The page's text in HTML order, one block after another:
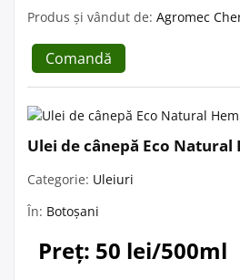
Produs și vândut de: Agromec
Comandă
Ulei de cânepă Eco Natural
Categorie: Uleiuri
În: Botoșani
Preț: 50 lei/500ml